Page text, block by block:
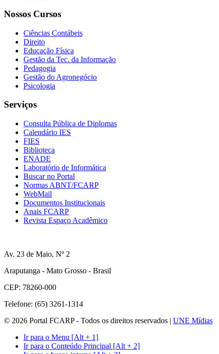
Nossos Cursos
Ciências Contábeis
Direito
Educação Física
Gestão da Tec. da Informação
Pedagogia
Gestão do Agronegócio
Psicologia
Serviços
Consulta Pública de Diplomas
Calendário IES
FIES
Biblioteca
ENADE
Laboratório de Informática
Buscar no Portal
Normas ABNT/FCARP
WebMail
Documentos Institucionais
Anais FCARP
Revista Espaço Acadêmico
Av. 23 de Maio, Nº 2
Araputanga - Mato Grosso - Brasil
CEP: 78260-000
Telefone: (65) 3261-1314
© 2026 Portal FCARP - Todos os direitos reservados | UNE Mídias
Ir para o Menu [Alt + 1]
Ir para o Conteúdo Principal [Alt + 2]